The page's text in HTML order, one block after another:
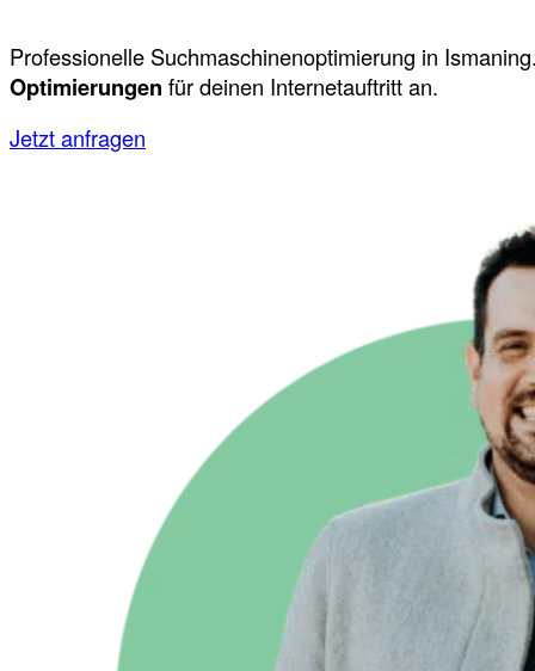
Professionelle Suchmaschinenoptimierung in
Optimierungen für deinen Internetauftritt an.
Jetzt anfragen